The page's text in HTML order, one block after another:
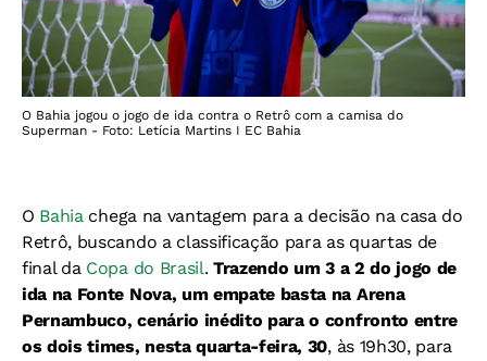
O Bahia jogou o jogo de ida contra o Retrô com a camisa do
Superman - Foto: Letícia Martins I EC Bahia
O Bahiachega na vantagem para a decisão na casa do
Retrô, buscando a classificação para as quartas de
final da Copa do Brasil.Trazendo um 3 a 2 do jogo de
ida na Fonte Nova, um empate basta na Arena
Pernambuco, cenário inédito para o confronto entre
os dois times, nesta quarta-feira, 30, às 19h30, para